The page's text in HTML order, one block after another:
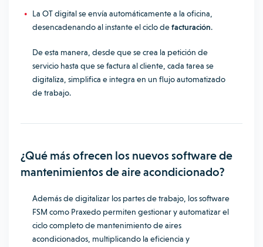
La OT digital se envía automáticamente a la oficina,
desencadenando al instante el ciclo defacturación.
De esta manera, desde que se crea la petición de
servicio hasta que se factura al cliente, cada tarea se
digitaliza, simplifica e integra en un flujo automatizado
de trabajo.
¿Qué más ofrecen los nuevos software de
mantenimientos de aire acondicionado?
Además de digitalizar los partes de trabajo, los software
FSM como Praxedo permiten gestionar y automatizar el
ciclo completo de mantenimiento de aires
acondicionados, multiplicando la eficiencia y